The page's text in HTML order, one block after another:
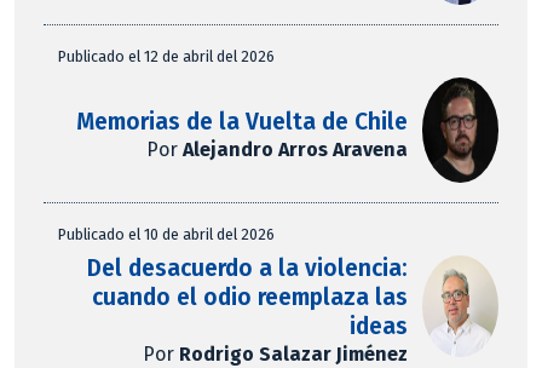
Publicado el 12 de abril del 2026
Memorias de la Vuelta de Chile
PorAlejandro Arros Aravena
Publicado el 10 de abril del 2026
Del desacuerdo a la violencia:
cuando el odio reemplaza las
ideas
Por Rodrigo Salazar Jiménez